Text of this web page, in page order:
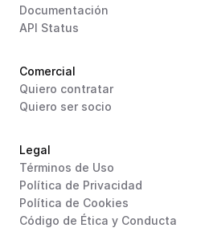
Documentación
API Status
Comercial
Quiero contratar
Quiero ser socio
Legal
Términos de Uso
Política de Privacidad
Política de Cookies
Código de Ética y Conducta